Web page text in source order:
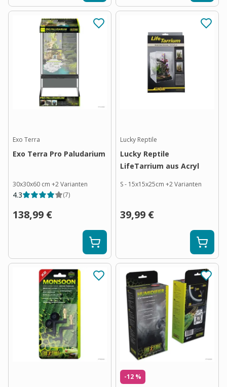
Exo Terra
Exo Terra Pro Paludarium
30x30x60 cm +2Varianten
4.3 (7)
138,99 €
Lucky Reptile
Lucky Reptile
LifeTarrium aus Acryl
S - 15x15x25cm +2Varianten
39,99 €
-12 %